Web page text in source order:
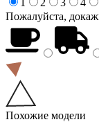
Пожалуйста,
Похожие модели